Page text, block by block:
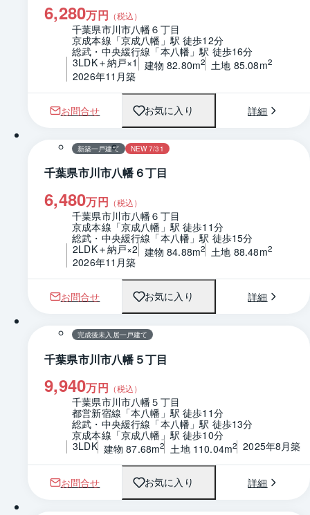
6,280万円 （税込）
千葉県市川市八幡６丁目
京成本線「京成八幡」駅 徒歩12分
総武・中央緩行線「本八幡」駅 徒歩16分
3LDK＋納戸×1
建物 82.80m2 土地 85.08m2
2026年11月築
お問合せ お気に入り 詳細
1 / 0 間取り
新築一戸建て NEW 7/31
千葉県市川市八幡６丁目
6,480万円 （税込）
千葉県市川市八幡６丁目
京成本線「京成八幡」駅 徒歩11分
総武・中央緩行線「本八幡」駅 徒歩15分
2LDK＋納戸×2 建物 84.88m2 土地 88.48m2
2026年11月築
お問合せ お気に入り 詳細
1 / 0 間取り
完成後未入居一戸建て
千葉県市川市八幡５丁目
9,940万円 （税込）
千葉県市川市八幡５丁目
都営新宿線「本八幡」駅 徒歩11分
総武・中央緩行線「本八幡」駅 徒歩13分
京成本線「京成八幡」駅 徒歩10分
3LDK 建物 87.68m2 土地 110.04m2 2025年8月築
お問合せ お気に入り 詳細
1 / 0 間取り